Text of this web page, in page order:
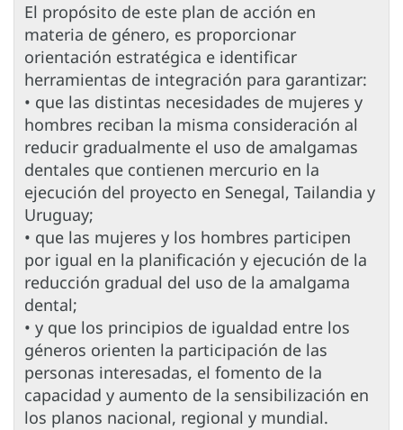
El propósito de este plan de acción en
materia de género, es proporcionar
orientación estratégica e identificar
herramientas de integración para garantizar:
• que las distintas necesidades de mujeres y
hombres reciban la misma consideración al
reducir gradualmente el uso de amalgamas
dentales que contienen mercurio en la
ejecución del proyecto en Senegal, Tailandia y
Uruguay;
• que las mujeres y los hombres participen
por igual en la planificación y ejecución de la
reducción gradual del uso de la amalgama
dental;
• y que los principios de igualdad entre los
géneros orienten la participación de las
personas interesadas, el fomento de la
capacidad y aumento de la sensibilización en
los planos nacional, regional y mundial.